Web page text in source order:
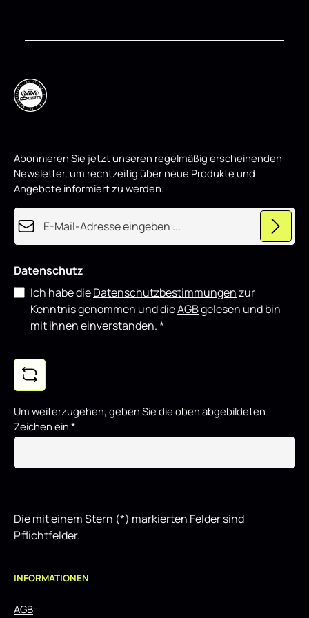
Abonnieren Sie jetzt unseren regelmäßig erscheinenden
Newsletter, um rechtzeitig über neue Produkte und
Angebote informiert zu werden.
E-Mail-Adresse*
Datenschutz
Ich habe dieDatenschutzbestimmungenzur
Kenntnis genommen und dieAGBgelesen und bin
mit ihnen einverstanden.*
Um weiterzugehen, geben Sie die oben abgebildeten
Zeichen ein *
Die mit einem Stern (*) markierten Felder sind
Pflichtfelder.
INFORMATIONEN
AGB